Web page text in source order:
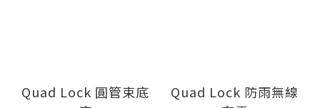
Quad Lock 圓管束底
Quad Lock 防雨無線